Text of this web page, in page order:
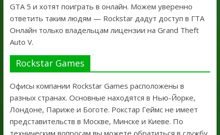
GTA 5 и хотят поиграть в онлайн. Можем уверенно
ответить таким людям — Rockstar дадут доступ в ГТА
Онлайн только владельцам лицензии на Grand Theft
Auto V.
Rockstar Games
Офисы компании Rockstar Games расположены в
разных странах. Основные находятся в Нью-Йорке,
Лондоне, Париже и Боготе. Рокстар Геймс не имеет
представительств в Москве, Минске и Киеве. По
техническим вопросам вы можете обратиться в службу